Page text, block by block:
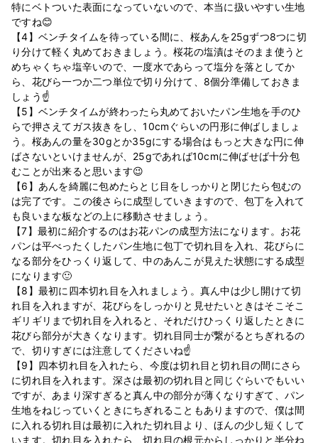
特にベトついた表面になっていないので、本当に扱いやすい生地
ですね😊
【4】ベンチタイムを待っている間に、桜あんを25gずつ8つに切
り分けて軽く丸めておきましょう。桜花の塩漬はそのまま使うと
めちゃくちゃ塩辛いので、一度水であらって塩分を落としてか
ら、花びら一つか二つ単位で切り分けて、8個分準備しておきま
しょう☝
【5】ベンチタイムが終わったら丸めておいたパン生地を手のひ
らで押さえてガス抜きをし、10cmぐらいの円形に伸ばしましょ
う。桜あんの量を30gとか35gにする場合はもっと大きな円に伸
ばさないといけませんが、25gであれば10cmに伸ばせば十分包
むことが出来ると思います😉
【6】あんを綺麗に包めたらとじ目をしっかりと閉じたら包むの
は完了です。この後さらに成型していきますので、包丁を入れて
も良いまな板などの上に移動させましょう。
【7】最初に紹介するのはお花パンの成型方法になります。お花
パンは平べったくしたパン生地に包丁で切れ目を入れ、花びらに
なる部分をひっくり返して、中のあんこが見えた状態にする成型
になります🙂
【8】最初に四本切れ目を入れましょう。真ん中は少し開けて切
れ目を入れますが、花びらをしっかりと見せたいときはそこそこ
ギリギリまで切れ目を入れると、それだけひっくり返したときに
花びら部分が大きくなります。切れ目同士が繋がるとちぎれるの
で、切りすぎには注意してくださいね☝
【9】四本切れ目を入れたら、今度は切れ目と切れ目の間にさら
に切れ目を入れます。深さは最初の切れ目と同じぐらいでもいい
ですが、あまり深すぎると真ん中の部分が薄くなりすぎて、パン
生地をねじっていくときにちぎれることもありますので、僕は間
に入れる切れ目は最初に入れた切れ目より、ほんの少し短くして
います。切れ目を入れたら、切れ目の根元からしっかりと半分ね